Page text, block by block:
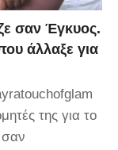
σαν Έγκυος.
άλλαξε για
της για το
σαν